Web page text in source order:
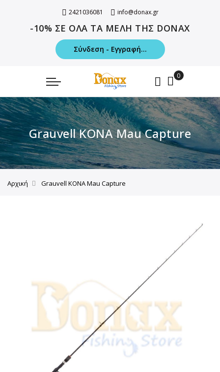
2421036081 info@donax.gr
-10% ΣΕ ΟΛΑ ΤΑ ΜΕΛΗ ΤΗΣ DONAX
Σύνδεση - Εγγραφή...
Grauvell KONA Mau Capture
Αρχική Grauvell KONA Mau Capture